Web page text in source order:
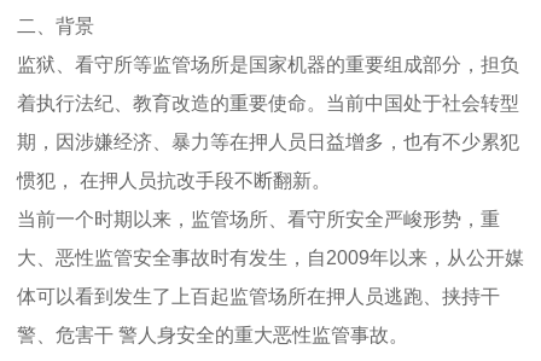
二、背景
监狱、看守所等监管场所是国家机器的重要组成部分，担负
着执行法纪、教育改造的重要使命。当前中国处于社会转型
期，因涉嫌经济、暴力等在押人员日益增多，也有不少累犯
惯犯， 在押人员抗改手段不断翻新。
当前一个时期以来，监管场所、看守所安全严峻形势，重
大、恶性监管安全事故时有发生，自2009年以来，从公开媒
体可以看到发生了上百起监管场所在押人员逃跑、挟持干
警、危害干 警人身安全的重大恶性监管事故。